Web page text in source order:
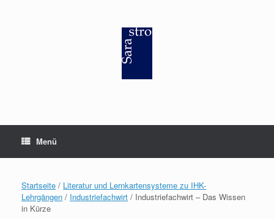
Menü
Startseite / Literatur und Lernkartensysteme zu IHK-
Lehrgängen / Industriefachwirt / Industriefachwirt – Das Wissen
in Kürze